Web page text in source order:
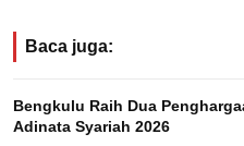
Baca juga:
Bengkulu Raih Dua
Adinata Syariah 2026